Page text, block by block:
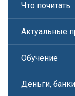
Что почитать
Актуальные
Обучение
Деньги,